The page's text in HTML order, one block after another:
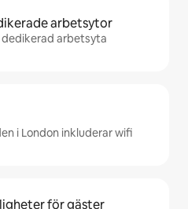
arbetsytor
dedikerad arbetsyta
i London inkluderar wifi
för gäster